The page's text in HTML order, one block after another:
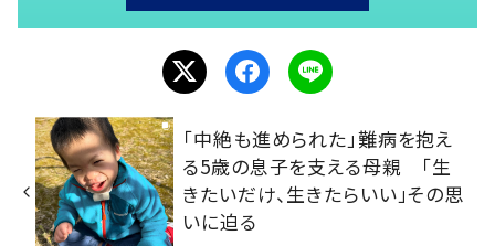
「中絶も進められた」難病を抱え
る5歳の息子を支える母親 「生
きたいだけ、生きたらいい」その思
いに迫る